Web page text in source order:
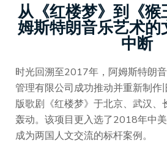
从《红楼梦》到《猴
姆斯特朗音乐艺术的
中断
时光回溯至2017年，阿姆斯特朗
管理有限公司成功推动并重新制作
版歌剧《红楼梦》于北京、武汉、
轰动。该项目更入选了2018年中
成为两国人文交流的标杆案例。